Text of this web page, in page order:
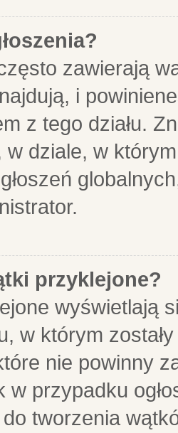
zawierają
i
z tego działu.
w dziale, w
przyklejone?
wyświetlają
w którym
nie powinny
w przypadku
tworzenia